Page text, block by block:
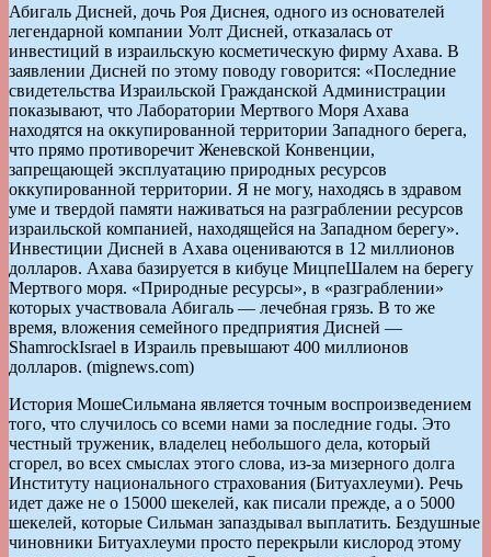
Абигаль Дисней, дочь Роя Диснея, одного из основателей
легендарной компании Уолт Дисней, отказалась от
инвестиций в израильскую косметическую фирму Ахава. В
заявлении Дисней по этому поводу говорится: «Последние
свидетельства Израильской Гражданской Администрации
показывают, что Лаборатории Мертвого Моря Ахава
находятся на оккупированной территории Западного берега,
что прямо противоречит Женевской Конвенции,
запрещающей эксплуатацию природных ресурсов
оккупированной территории. Я не могу, находясь в здравом
уме и твердой памяти наживаться на разграблении ресурсов
израильской компанией, находящейся на Западном берегу».
Инвестиции Дисней в Ахава оцениваются в 12 миллионов
долларов. Ахава базируется в кибуце МицпеШалем на берегу
Мертвого моря. «Природные ресурсы», в «разграблении»
которых участвовала Абигаль — лечебная грязь. В то же
время, вложения семейного предприятия Дисней —
ShamrockIsrael в Израиль превышают 400 миллионов
долларов. (mignews.com)
История МошеСильмана является точным воспроизведением
того, что случилось со всеми нами за последние годы. Это
честный труженик, владелец небольшого дела, который
сгорел, во всех смыслах этого слова, из-за мизерного долга
Институту национального страхования (Битуахлеуми). Речь
идет даже не о 15000 шекелей, как писали прежде, а о 5000
шекелей, которые Сильман запаздывал выплатить. Бездушные
чиновники Битуахлеуми просто перекрыли кислород этому